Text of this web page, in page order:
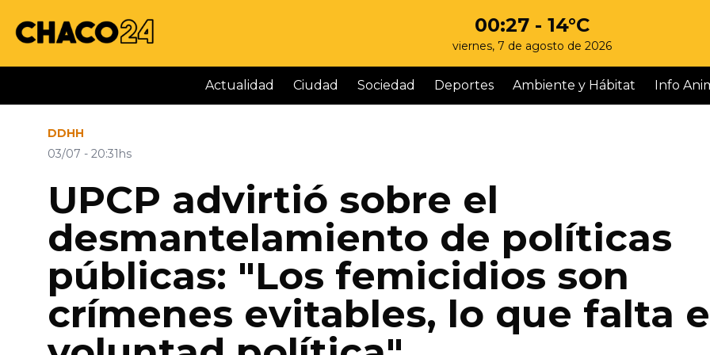
00:27 - 14°C
viernes, 7 de agosto de 2026
Actualidad Ciudad Sociedad Deportes Ambiente y Hábitat Info
DDHH
03/07 - 20:31hs
UPCP advirtió sobre el
desmantelamiento de políticas
públicas: "Los femicidios son
crímenes evitables, lo que falta